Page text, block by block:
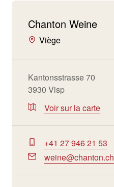
Chanton Weine
Viège
Kantonsstrasse 70
3930 Visp
Voir sur la carte
+41 27 946 21 53
weine@chanton.ch